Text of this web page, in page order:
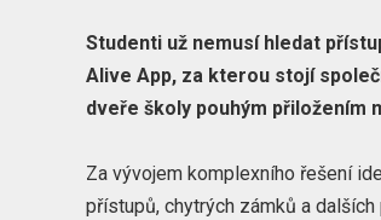
Studenti už nemusí hledat
Alive App, za kterou stojí
dveře školy pouhým přiložením
Za vývojem komplexního řešení
přístupů, chytrých zámků a